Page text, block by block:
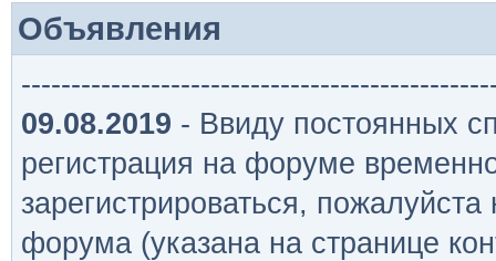
Объявления
09.08.2019 - Ввиду постоянных
регистрация на форуме
зарегистрироваться,
форума (указана на странице